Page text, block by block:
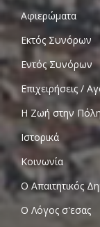
Αφιερώματα
Εκτός Συνόρων
Εντός Συνόρων
Επιχειρήσεις /
Η Ζωή στην Πόλη
Ιστορικά
Κοινωνία
Ο Απαιτητικός
Ο Λόγος σ'εσας